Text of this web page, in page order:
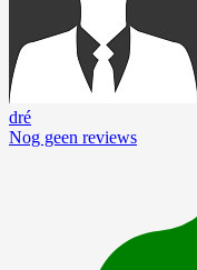
dré
Nog geen reviews